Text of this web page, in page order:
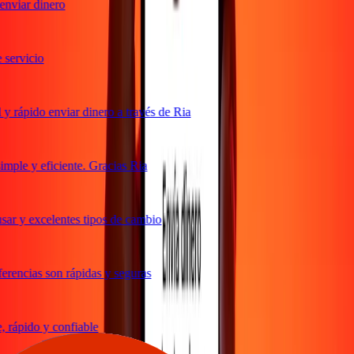
dinero
enviar dinero a través de Ria
y eficiente. Gracias Ria
y excelentes tipos de cambio
son rápidas y seguras
y confiable